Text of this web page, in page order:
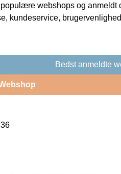
webshops og anmeldt
kundeservice,
Bedst anmeldte